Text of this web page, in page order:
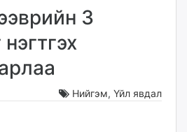
3
Нийгэм, Үйл явдал